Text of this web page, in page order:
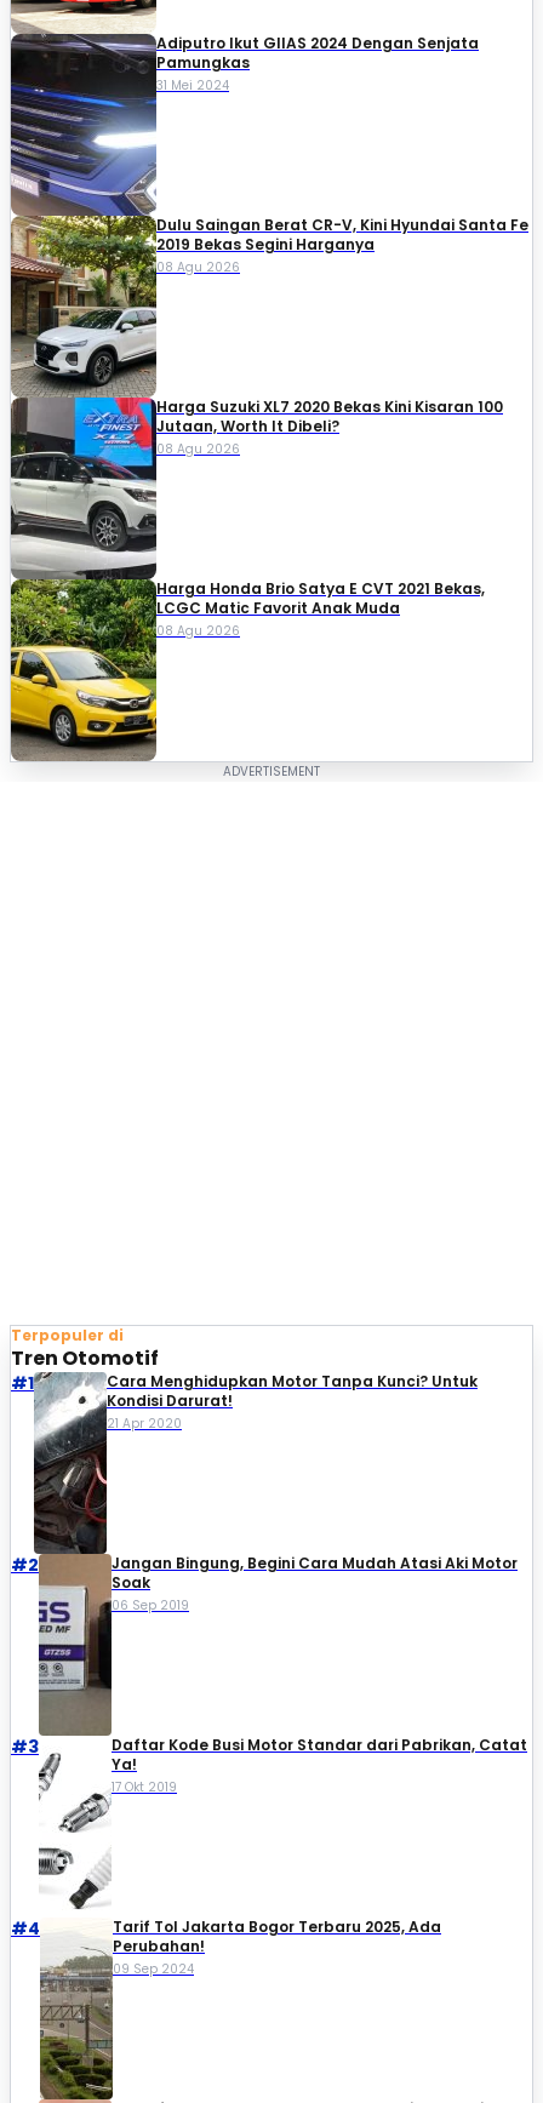
Adiputro Ikut GIIAS 2024 Dengan Senjata
Pamungkas
31 Mei 2024
Dulu Saingan Berat CR-V, Kini Hyundai Santa Fe
2019 Bekas Segini Harganya
08 Agu 2026
Harga Suzuki XL7 2020 Bekas Kini Kisaran 100
Jutaan, Worth It Dibeli?
08 Agu 2026
Harga Honda Brio Satya E CVT 2021 Bekas,
LCGC Matic Favorit Anak Muda
08 Agu 2026
Terpopuler di
Tren Otomotif
#1
Cara Menghidupkan Motor Tanpa Kunci? Untuk
Kondisi Darurat!
21 Apr 2020
#2
Jangan Bingung, Begini Cara Mudah Atasi Aki Motor
Soak
06 Sep 2019
#3
Daftar Kode Busi Motor Standar dari Pabrikan, Catat
Ya!
17 Okt 2019
#4
Tarif Tol Jakarta Bogor Terbaru 2025, Ada
Perubahan!
09 Sep 2024